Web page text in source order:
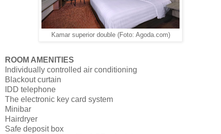
Kamar superior double (Foto: Agoda.com)
ROOM AMENITIES
Individually controlled air conditioning
Blackout curtain
IDD telephone
The electronic key card system
Minibar
Hairdryer
Safe deposit box